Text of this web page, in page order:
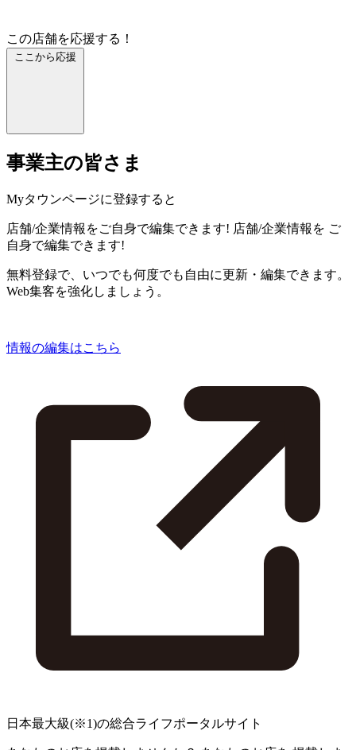
この店舗を応援する！
ここから応援
事業主の皆さま
Myタウンページに登録すると
店舗/企業情報をご自身で編集できます! 店舗/企業情報を ご
自身で編集できます!
無料登録で、いつでも何度でも自由に更新・編集できます。
Web集客を強化しましょう。
情報の編集はこちら
日本最大級(※1)の総合ライフポータルサイト